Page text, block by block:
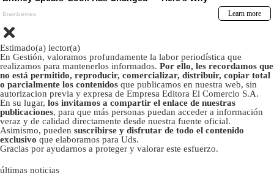
Estimado(a) lector(a)
En Gestión, valoramos profundamente la labor periodística que
realizamos para mantenerlos informados. Por ello, les recordamos que
no está permitido, reproducir, comercializar, distribuir, copiar total
o parcialmente los contenidos que publicamos en nuestra web, sin
autorizacion previa y expresa de Empresa Editora El Comercio S.A.
En su lugar, los invitamos a compartir el enlace de nuestras
publicaciones, para que más personas puedan acceder a información
veraz y de calidad directamente desde nuestra fuente oficial.
Asimismo, pueden suscribirse y disfrutar de todo el contenido
exclusivo que elaboramos para Uds.
Gracias por ayudarnos a proteger y valorar este esfuerzo.
últimas noticias